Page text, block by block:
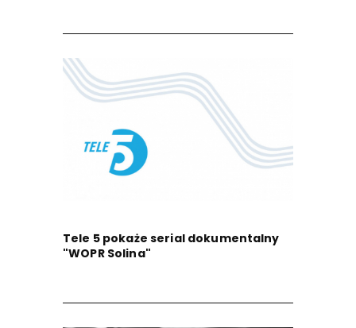
Tele 5 pokaże serial dokumentalny
"WOPR Solina"